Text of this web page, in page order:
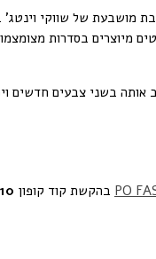
מושבעת של שווקי וינטג'
מיוצרים בסדרות
בשני צבעים חדשים
בהקשת קוד קופון